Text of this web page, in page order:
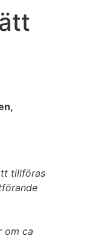
tillföras
om ca